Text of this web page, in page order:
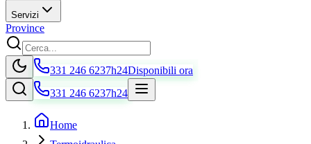
Servizi
Province
331 246 6237h24Disponibili ora
331 246 6237h24
Home